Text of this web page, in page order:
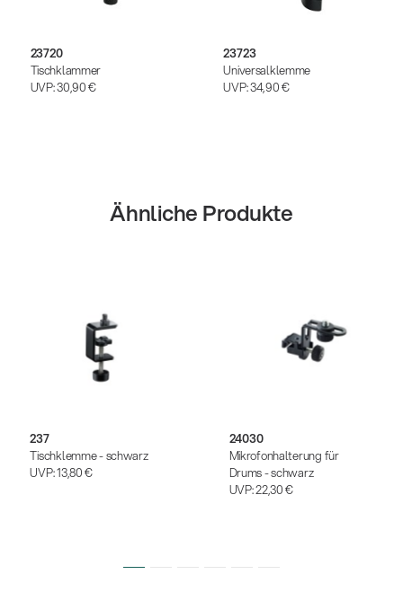
23720
Tischklammer
UVP:30,90 €
23723
Universalklemme
UVP:34,90 €
Ähnliche Produkte
237
Tischklemme - schwarz
UVP:13,80 €
24030
Mikrofonhalterung für
Drums - schwarz
UVP:22,30 €